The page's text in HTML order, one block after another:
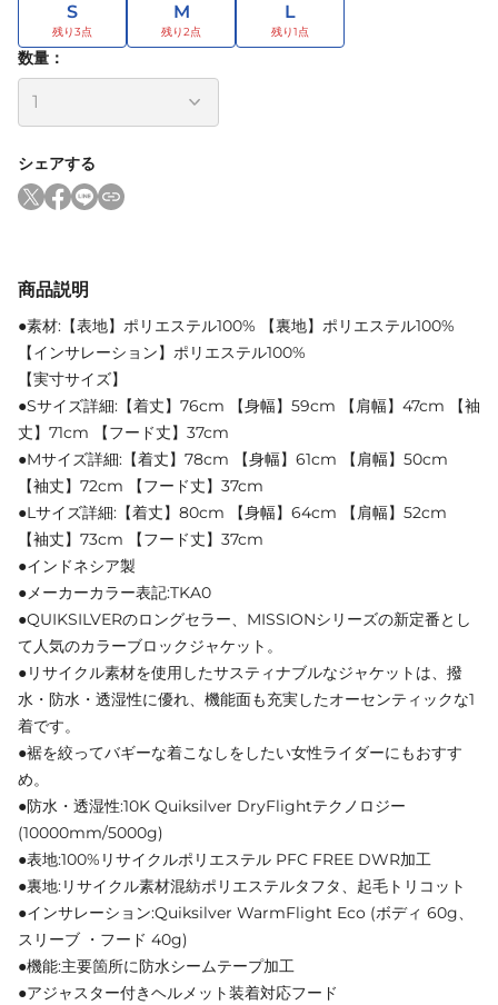
S M L
数量：
シェアする
商品説明
●素材:【表地】ポリエステル100% 【裏地】ポリエステル100%
【インサレーション】ポリエステル100%
【実寸サイズ】
●Sサイズ詳細:【着丈】76cm 【身幅】59cm 【肩幅】47cm 【袖
丈】71cm 【フード丈】37cm
●Mサイズ詳細:【着丈】78cm 【身幅】61cm 【肩幅】50cm
【袖丈】72cm 【フード丈】37cm
●Lサイズ詳細:【着丈】80cm 【身幅】64cm 【肩幅】52cm
【袖丈】73cm 【フード丈】37cm
●インドネシア製
●メーカーカラー表記:TKA0
●QUIKSILVERのロングセラー、MISSIONシリーズの新定番とし
て人気のカラーブロックジャケット。
●リサイクル素材を使用したサスティナブルなジャケットは、撥
水・防水・透湿性に優れ、機能面も充実したオーセンティックな1
着です。
●裾を絞ってバギーな着こなしをしたい女性ライダーにもおすす
め。
●防水・透湿性:10K Quiksilver DryFlightテクノロジー
(10000mm/5000g)
●表地:100%リサイクルポリエステル PFC FREE DWR加工
●裏地:リサイクル素材混紡ポリエステルタフタ、起毛トリコット
●インサレーション:Quiksilver WarmFlight Eco (ボディ 60g、
スリーブ ・フード 40g)
●機能:主要箇所に防水シームテープ加工
●アジャスター付きヘルメット装着対応フード